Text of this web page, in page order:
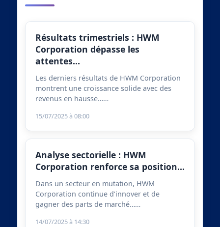
Résultats trimestriels : HWM
Corporation dépasse les
attentes…
Les derniers résultats de HWM Corporation
montrent une croissance solide avec des
revenus en hausse……
15/07/2025 à 08:00
Analyse sectorielle : HWM
Corporation renforce sa position…
Dans un secteur en mutation, HWM
Corporation continue d’innover et de
gagner des parts de marché……
14/07/2025 à 14:30